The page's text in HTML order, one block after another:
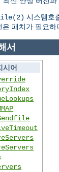
시스템호
패치가 필요
서
시어